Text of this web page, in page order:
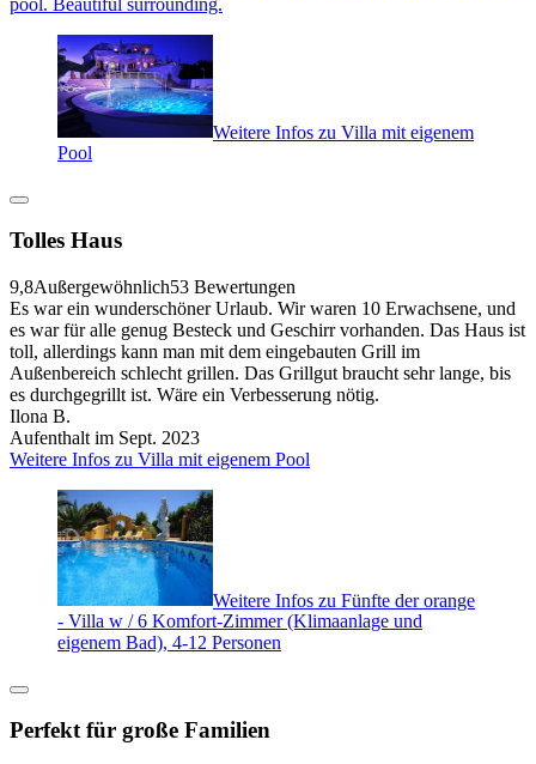
Weitere Infos zu Villa mit eigenem
Pool
Tolles Haus
9,8Außergewöhnlich53 Bewertungen
Es war ein wunderschöner Urlaub. Wir waren 10 Erwachsene, und
es war für alle genug Besteck und Geschirr vorhanden. Das Haus ist
toll, allerdings kann man mit dem eingebauten Grill im
Außenbereich schlecht grillen. Das Grillgut braucht sehr lange, bis
es durchgegrillt ist. Wäre ein Verbesserung nötig.
Ilona B.
Aufenthalt im Sept. 2023
Weitere Infos zu Villa mit eigenem Pool
Weitere Infos zu Fünfte der orange
- Villa w / 6 Komfort-Zimmer (Klimaanlage und
eigenem Bad), 4-12 Personen
Perfekt für große Familien